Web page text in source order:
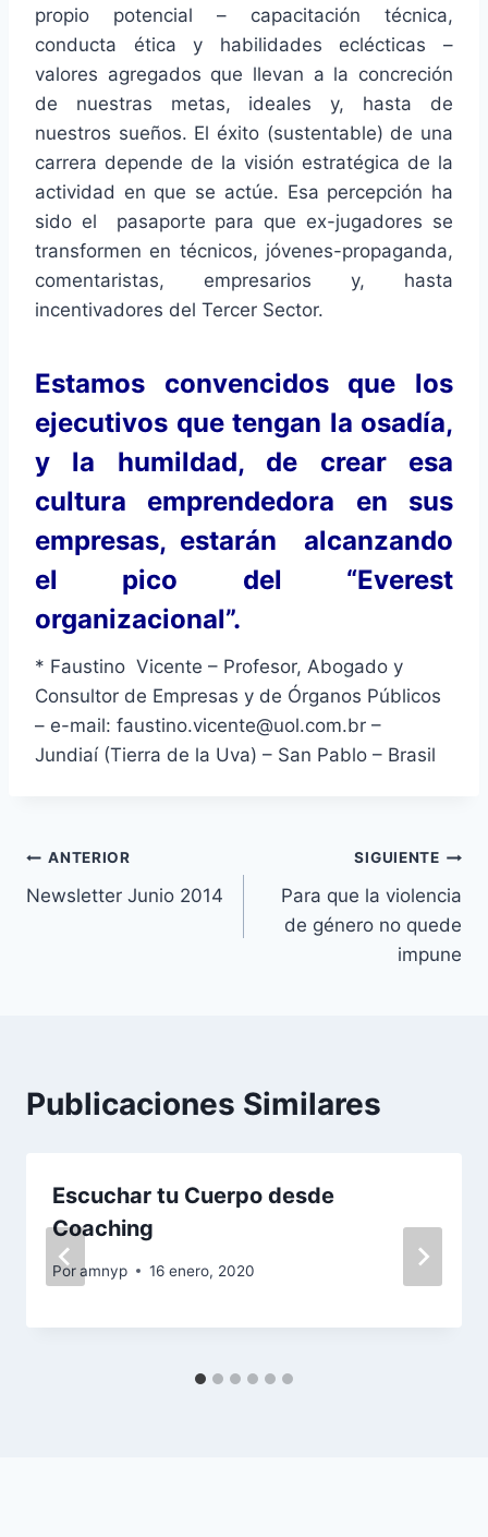
propio potencial – capacitación técnica,
conducta ética y habilidades eclécticas –
valores agregados que llevan a la concreción
de nuestras metas, ideales y, hasta de
nuestros sueños. El éxito (sustentable) de una
carrera depende de la visión estratégica de la
actividad en que se actúe. Esa percepción ha
sido el pasaporte para que ex-jugadores se
transformen en técnicos, jóvenes-propaganda,
comentaristas, empresarios y, hasta
incentivadores del Tercer Sector.
Estamos convencidos que los
ejecutivos que tengan la osadía,
y la humildad, de crear esa
cultura emprendedora en sus
empresas, estarán alcanzando
el pico del “Everest
organizacional”.
* Faustino Vicente – Profesor, Abogado y
Consultor de Empresas y de Órganos Públicos
– e-mail: faustino.vicente@uol.com.br –
Jundiaí (Tierra de la Uva) – San Pablo – Brasil
Navegación
de
ANTERIOR
Newsletter Junio 2014
SIGUIENTE
Para que la violencia
de género no quede
impune
Publicaciones Similares
Escuchar tu Cuerpo desde
Coaching
Poramnyp 16 enero, 2020